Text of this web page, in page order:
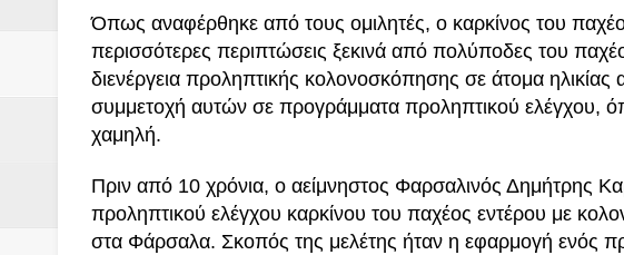
Όπως αναφέρθηκε από τους ομιλητές, ο καρκίνος του παχέος
περισσότερες περιπτώσεις ξεκινά από πολύποδες του
διενέργεια προληπτικής κολονοσκόπησης σε άτομα
συμμετοχή αυτών σε προγράμματα προληπτικού ελέγχου,
χαμηλή.
Πριν από 10 χρόνια, ο αείμνηστος Φαρσαλινός Δημήτρης
προληπτικού ελέγχου καρκίνου του παχέος εντέρου με
στα Φάρσαλα. Σκοπός της μελέτης ήταν η εφαρμογή ενός